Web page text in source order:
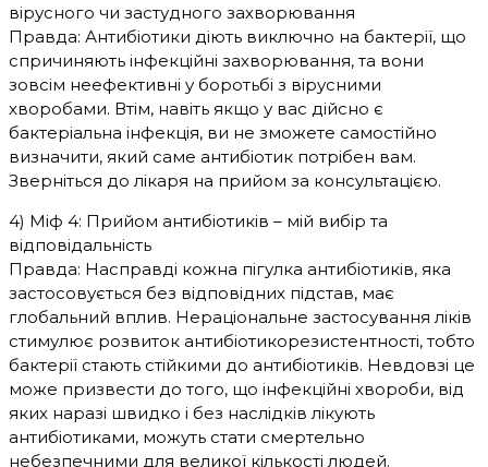
вірусного чи застудного захворювання
Правда: Антибіотики діють виключно на бактерії, що
спричиняють інфекційні захворювання, та вони
зовсім неефективні у боротьбі з вірусними
хворобами. Втім, навіть якщо у вас дійсно є
бактеріальна інфекція, ви не зможете самостійно
визначити, який саме антибіотик потрібен вам.
Зверніться до лікаря на прийом за консультацією.
4) Міф 4: Прийом антибіотиків – мій вибір та
відповідальність
Правда: Насправді кожна пігулка антибіотиків, яка
застосовується без відповідних підстав, має
глобальний вплив. Нераціональне застосування ліків
стимулює розвиток антибіотикорезистентності, тобто
бактерії стають стійкими до антибіотиків. Невдовзі це
може призвести до того, що інфекційні хвороби, від
яких наразі швидко і без наслідків лікують
антибіотиками, можуть стати смертельно
небезпечними для великої кількості людей.